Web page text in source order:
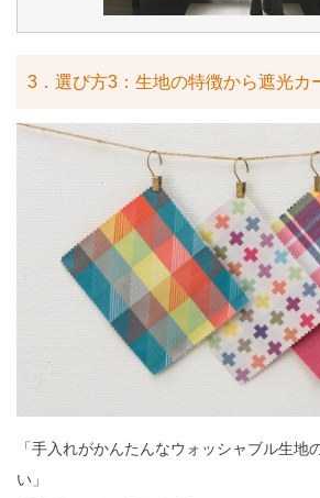
3．選び方3：生地の特徴から遮光カ
「手入れがかんたんなウォッシャブル生地
い」